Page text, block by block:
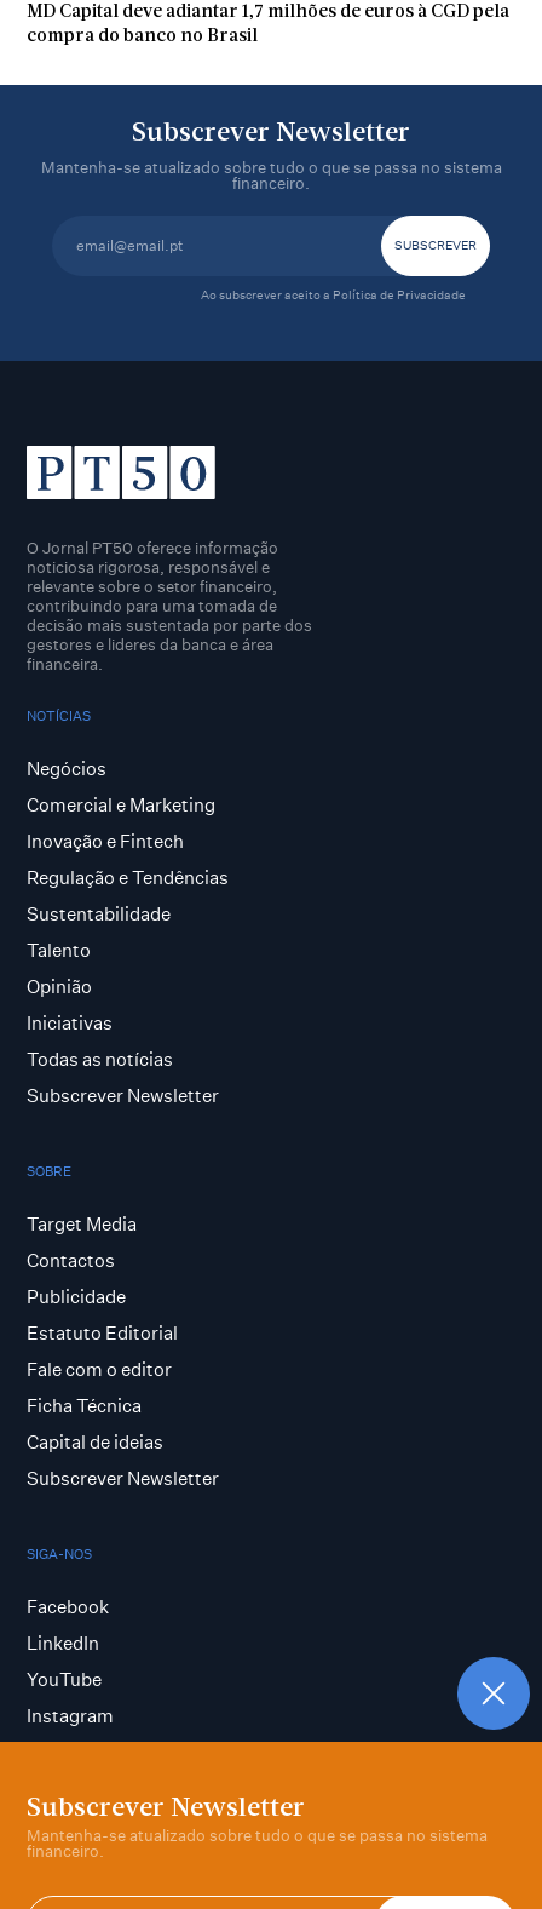
Subscrever Newsletter
Mantenha-se atualizado sobre tudo o que se passa no sistema
financeiro.
MD Capital deve adiantar 1,7 milhões de euros à CGD pela
compra do banco no Brasil
Subscrever Newsletter
Mantenha-se atualizado sobre tudo o que se passa no sistema
financeiro.
Ao subscrever aceito a Política de Privacidade
O Jornal PT50 oferece informação
noticiosa rigorosa, responsável e
relevante sobre o setor financeiro,
contribuindo para uma tomada de
decisão mais sustentada por parte dos
gestores e lideres da banca e área
financeira.
NOTÍCIAS
Negócios
Comercial e Marketing
Inovação e Fintech
Regulação e Tendências
Sustentabilidade
Talento
Opinião
Iniciativas
Todas as notícias
Subscrever Newsletter
SOBRE
Target Media
Contactos
Publicidade
Estatuto Editorial
Fale com o editor
Ficha Técnica
Capital de ideias
Subscrever Newsletter
SIGA-NOS
Facebook
LinkedIn
YouTube
Instagram
Termos e condições
Política de privacidade